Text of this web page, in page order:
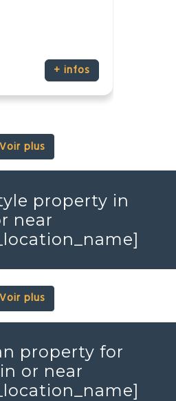
property in
or near
plus
property for
in or near